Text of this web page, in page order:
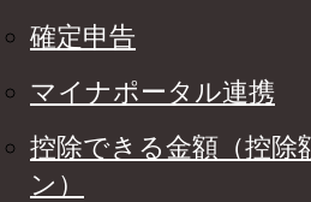
確定申告
マイナポータル連携
控除できる金額（控除
ン）